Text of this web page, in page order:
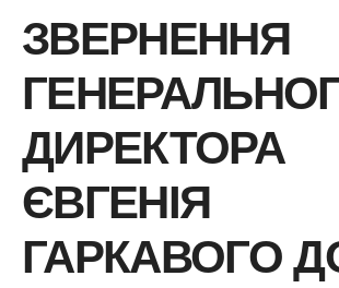
та
України
ЗВЕРНЕННЯ
ДИРЕКТОРА
ЄВГЕНІЯ
ГАРКАВОГО